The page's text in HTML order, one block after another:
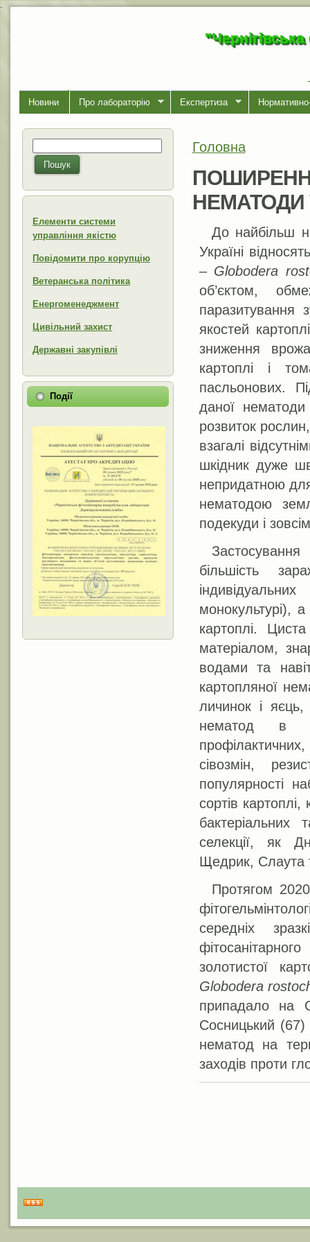
-
Новини Про лабораторiю Експертиза
Пошукова форма
Пошук
Елементи системи
управління якістю
Повідомити про корупцію
Ветеранська політика
Енергоменеджмент
Цивільний захист
Державні закупівлі
Події
Ви є тут
Головна
НЕМАТОДИ
До найбільш
Україні
– Globodera
об’єктом,
паразитування
якостей
зниження
картоплі і
пасльонових.
даної
розвиток
взагалі
шкідник дуже
непридатною
нематодою
подекуди і
більшість
монокультурі),
картоплі.
матеріалом,
водами та
картопляної
личинок і
нематод в
сівозмін,
популярності
сортів
бактеріальних
селекції, як
Щедрик, Слаута
Протягом
середніх
золотистої
Globodera
припадало на
Сосницький (67)
нематод на
заходів проти